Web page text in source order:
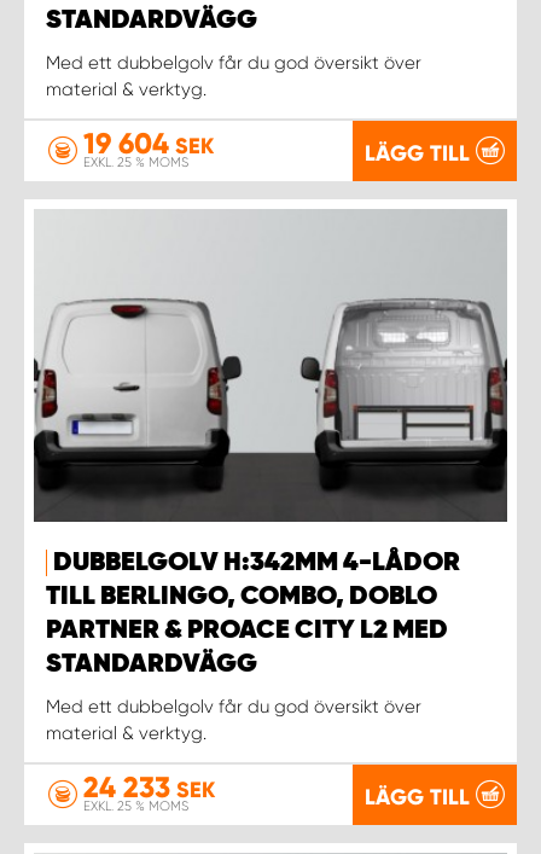
STANDARDVÄGG
Med ett dubbelgolv får du god översikt över
material & verktyg.
19 604 SEK
EXKL. 25 % MOMS LÄGG TILL
DUBBELGOLV H:342MM 4-LÅDOR
TILL BERLINGO, COMBO, DOBLO
PARTNER & PROACE CITY L2 MED
STANDARDVÄGG
Med ett dubbelgolv får du god översikt över
material & verktyg.
24 233 SEK
EXKL. 25 % MOMS LÄGG TILL